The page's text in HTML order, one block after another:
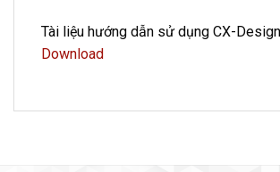
Tài liệu hướng dẫn sử dụng CX-
Download